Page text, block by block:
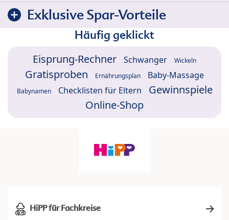
Exklusive Spar-Vorteile
Häufig geklickt
Eisprung-Rechner Schwanger Wickeln
Gratisproben Ernährungsplan Baby-Massage
Babynamen Checklisten für Eltern
Gewinnspiele
Online-Shop
HiPP für Fachkreise